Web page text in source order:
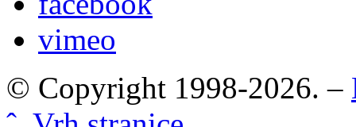
vimeo
© Copyright 1998-2026. –